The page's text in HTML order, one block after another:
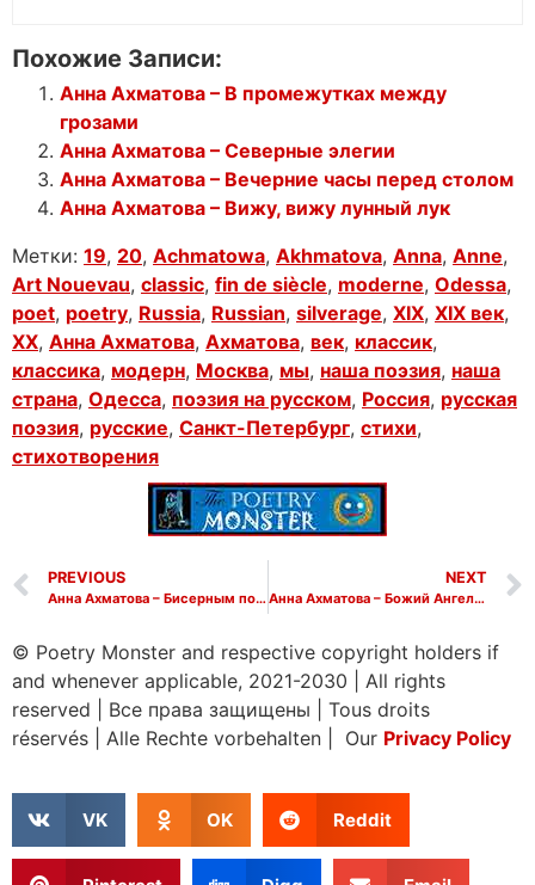
Похожие Записи:
Анна Ахматова – В промежутках между
грозами
Анна Ахматова – Северные элегии
Анна Ахматова – Вечерние часы перед столом
Анна Ахматова – Вижу, вижу лунный лук
Метки: 19, 20, Achmatowa, Akhmatova, Anna, Anne,
Art Nouevau, classic, fin de siècle, moderne, Odessa,
poet, poetry, Russia, Russian, silverage, XIX, XIX век,
XX, Анна Ахматова, Ахматова, век, классик,
классика, модерн, Москва, мы, наша поэзия, наша
страна, Одесса, поэзия на русском, Россия, русская
поэзия, русские, Санкт-Петербург, стихи,
стихотворения
PREVIOUS
Анна Ахматова – Бисерным почерком пишете, Lise
NEXT
Анна Ахматова – Божий Ангел, зимним утром
© Poetry Monster and respective copyright holders if
and whenever applicable, 2021-2030
All rights
reserved
Все права защищены
Tous droits
réservés
Alle Rechte vorbehalten | Our Privacy Policy
VK OK Reddit